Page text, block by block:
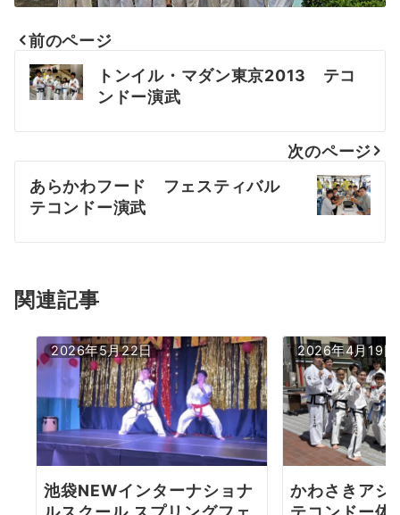
投
稿
ナ
ビ
ゲ
ョ
ン
前のページ
トンイル・マダン東京2013 テコ
ンドー演武
次のページ
あらかわフード フェスティバル
テコンドー演武
関連記事
2026年5月22日
池袋NEWインターナショナ
2026年4月19日
かわさきアジ